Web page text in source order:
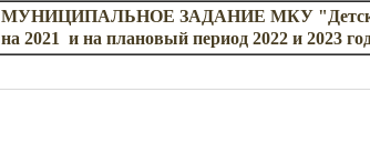
МУНИЦИПАЛЬНОЕ ЗАДАНИЕ МКУ
на 2021 и на плановый период 2022 и 2023